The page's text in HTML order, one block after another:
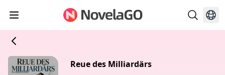
Reue des Milliardärs